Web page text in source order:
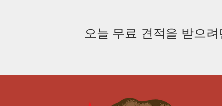
오늘 무료 견적을 받으